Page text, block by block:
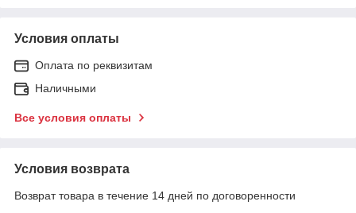
Условия оплаты
Оплата по реквизитам
Наличными
Все условия оплаты
Условия возврата
Возврат товара в течение 14 дней по договоренности